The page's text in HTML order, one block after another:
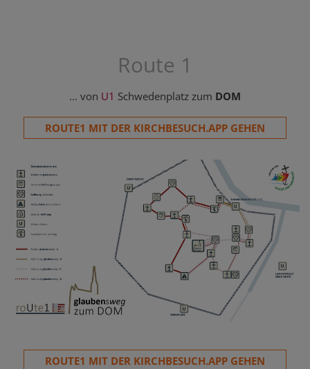
Route 1
... von U1 Schwedenplatz zum DOM
ROUTE1 MIT DER KIRCHBESUCH.APP GEHEN
ROUTE1 MIT DER KIRCHBESUCH.APP GEHEN